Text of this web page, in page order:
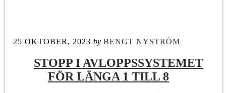
25 OKTOBER, 2023 by BENGT NYSTRÖM
STOPP I AVLOPPSSYSTEMET
FÖR LÄNGA 1 TILL 8